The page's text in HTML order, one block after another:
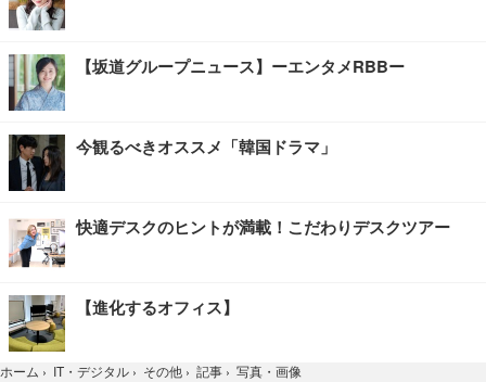
【坂道グループニュース】ーエンタメRBBー
今観るべきオススメ「韓国ドラマ」
快適デスクのヒントが満載！こだわりデスクツアー
【進化するオフィス】
ホーム › IT・デジタル › その他 › 記事 › 写真・画像